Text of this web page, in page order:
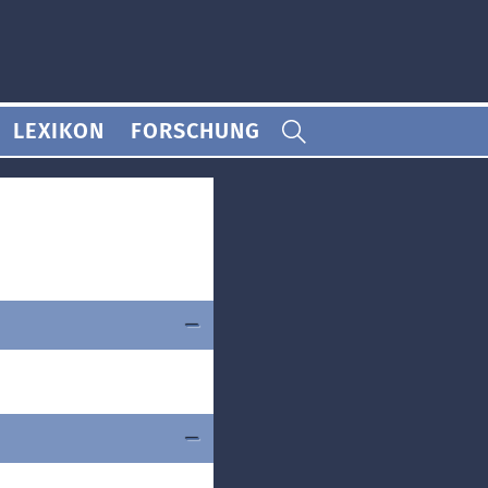
LEXIKON FORSCHUNG